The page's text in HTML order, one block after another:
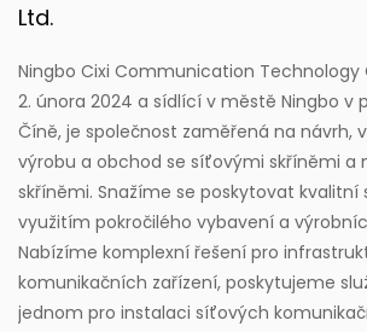
Ltd.
Ningbo Cixi Communication Technology
2. února 2024 a sídlící v městě Ningbo v
Číně, je společnost zaměřená na návrh,
výrobu a obchod se síťovými skříněmi a
skříněmi. Snažíme se poskytovat kvalitní
využitím pokročilého vybavení a
Nabízíme komplexní řešení pro
komunikačních zařízení, poskytujeme
jednom pro instalaci síťových